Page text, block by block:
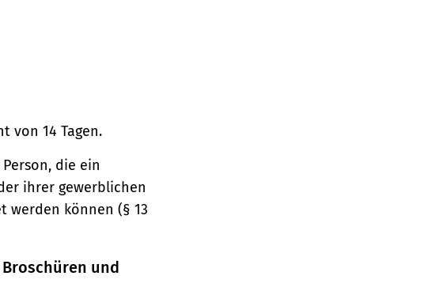
von 14 Tagen.
die ein
ihrer gewerblichen
werden können (§ 13
und